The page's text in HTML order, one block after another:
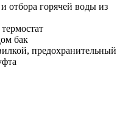
отбора горячей воды из
бак
предохранительный